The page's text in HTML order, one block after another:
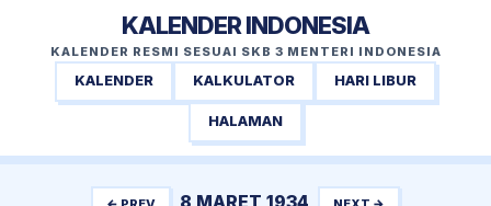
KALENDER INDONESIA
KALENDER RESMI SESUAI SKB 3 MENTERI INDONESIA
KALENDER KALKULATOR HARI LIBUR
HALAMAN
8 MARET 1934